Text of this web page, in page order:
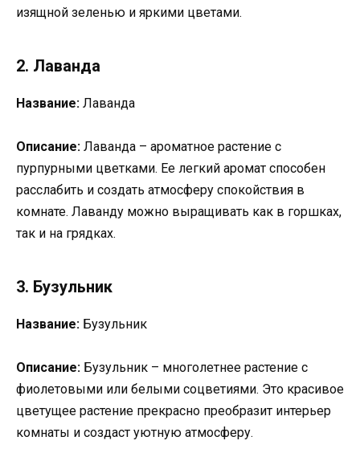
изящной зеленью и яркими цветами.
2. Лаванда
Название: Лаванда
Описание: Лаванда – ароматное растение с
пурпурными цветками. Ее легкий аромат способен
расслабить и создать атмосферу спокойствия в
комнате. Лаванду можно выращивать как в горшках,
так и на грядках.
3. Бузульник
Название: Бузульник
Описание: Бузульник – многолетнее растение с
фиолетовыми или белыми соцветиями. Это красивое
цветущее растение прекрасно преобразит интерьер
комнаты и создаст уютную атмосферу.